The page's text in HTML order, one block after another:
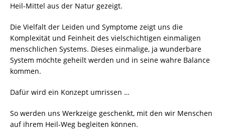
Heil-Mittel aus der Natur gezeigt.
Die Vielfalt der Leiden und Symptome zeigt uns die
Komplexität und Feinheit des vielschichtigen einmaligen
menschlichen Systems. Dieses einmalige, ja wunderbare
System möchte geheilt werden und in seine wahre Balance
kommen.
Dafür wird ein Konzept umrissen …
So werden uns Werkzeige geschenkt, mit den wir Menschen
auf ihrem Heil-Weg begleiten können.